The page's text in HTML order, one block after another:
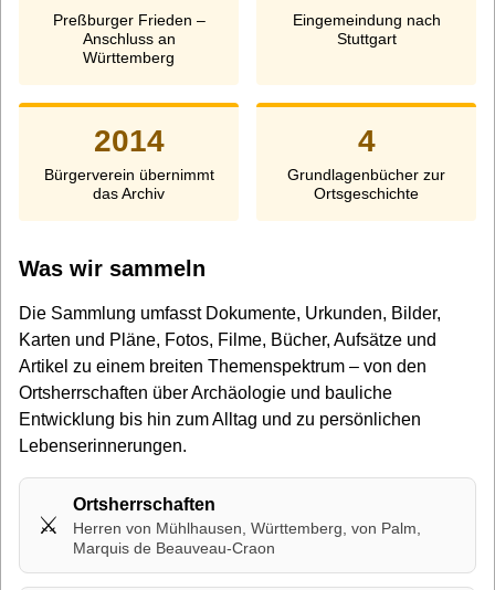
Preßburger Frieden –
Anschluss an
Württemberg
Eingemeindung nach
Stuttgart
2014
Bürgerverein übernimmt
das Archiv
4
Grundlagenbücher zur
Ortsgeschichte
Was wir sammeln
Die Sammlung umfasst Dokumente, Urkunden, Bilder,
Karten und Pläne, Fotos, Filme, Bücher, Aufsätze und
Artikel zu einem breiten Themenspektrum – von den
Ortsherrschaften über Archäologie und bauliche
Entwicklung bis hin zum Alltag und zu persönlichen
Lebenserinnerungen.
⚔
Ortsherrschaften
Herren von Mühlhausen, Württemberg, von Palm,
Marquis de Beauveau-Craon